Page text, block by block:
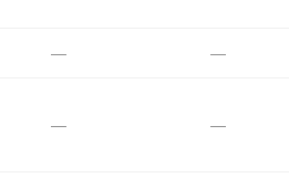
— —
— —